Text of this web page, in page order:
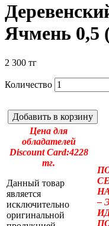
Ячмень 0,5
2 300 тг
Количество
Добавить в корзину
Цена для
обладателей
Discount Card:4228
тг.
Данный товар
является
исключительно
оригинальной
–